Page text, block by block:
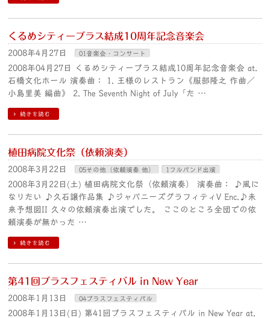
くるめシティーブラス結成10周年記念音楽会
2008年4月27日 01音楽会・コンサート
2008年04月27日 くるめシティーブラス結成10周年記念音楽会 at.
石橋文化ホール 演奏曲： 1. 王様のレストラン《服部隆之 作曲／
小島里美 編曲》 2. The Seventh Night of July「た …
続きを読む
植田病院文化祭（依頼演奏）
2008年3月22日 05その他（依頼演奏 他） 1フルバンド出演
2008年3月22日(土) 植田病院文化祭（依頼演奏） 演奏曲： ♪風に
なりたい ♪久石譲作品集 ♪ジャパニーズグラフィティV Enc.♪未
来予想図II 久々の依頼演奏出演でした。 ここのところ全団での依
頼演奏が無かった …
続きを読む
第41回ブラスフェスティバル in New Year
2008年1月13日 04ブラスフェスティバル
2008年1月13日(日) 第41回ブラスフェスティバル in New Year at.